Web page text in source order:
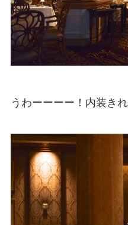
うわーーーー！内装き